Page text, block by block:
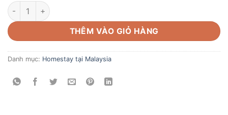
Căn hộ cao cấp trung tâm Malaysia - B-37-06 số lượng
THÊM VÀO GIỎ HÀNG
Danh mục: Homestay tại Malaysia